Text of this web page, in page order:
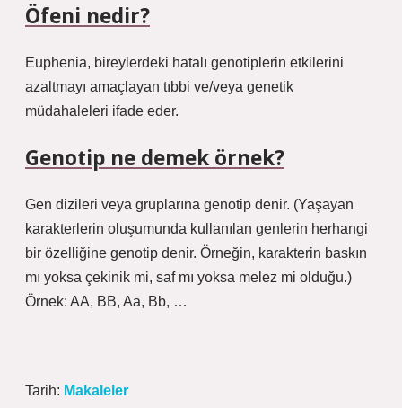
Öfeni nedir?
Euphenia, bireylerdeki hatalı genotiplerin etkilerini
azaltmayı amaçlayan tıbbi ve/veya genetik
müdahaleleri ifade eder.
Genotip ne demek örnek?
Gen dizileri veya gruplarına genotip denir. (Yaşayan
karakterlerin oluşumunda kullanılan genlerin herhangi
bir özelliğine genotip denir. Örneğin, karakterin baskın
mı yoksa çekinik mi, saf mı yoksa melez mi olduğu.)
Örnek: AA, BB, Aa, Bb, …
Tarih: Makaleler